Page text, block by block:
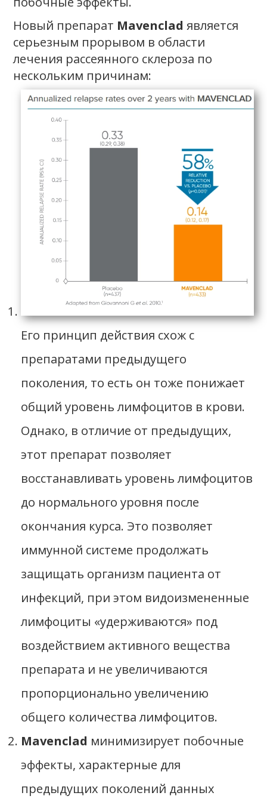
Новый препарат Mavenclad является
серьезным прорывом в области
лечения рассеянного склероза по
нескольким причинам:
Его принцип действия схож с
препаратами предыдущего
поколения, то есть он тоже понижает
общий уровень лимфоцитов в крови.
Однако, в отличие от предыдущих,
этот препарат позволяет
восстанавливать уровень лимфоцитов
до нормального уровня после
окончания курса. Это позволяет
иммунной системе продолжать
защищать организм пациента от
инфекций, при этом видоизмененные
лимфоциты «удерживаются» под
воздействием активного вещества
препарата и не увеличиваются
пропорционально увеличению
общего количества лимфоцитов.
Mavenclad минимизирует побочные
эффекты, характерные для
предыдущих поколений данных